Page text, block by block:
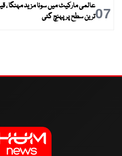
07ترین سطح پر پہنچ گئی